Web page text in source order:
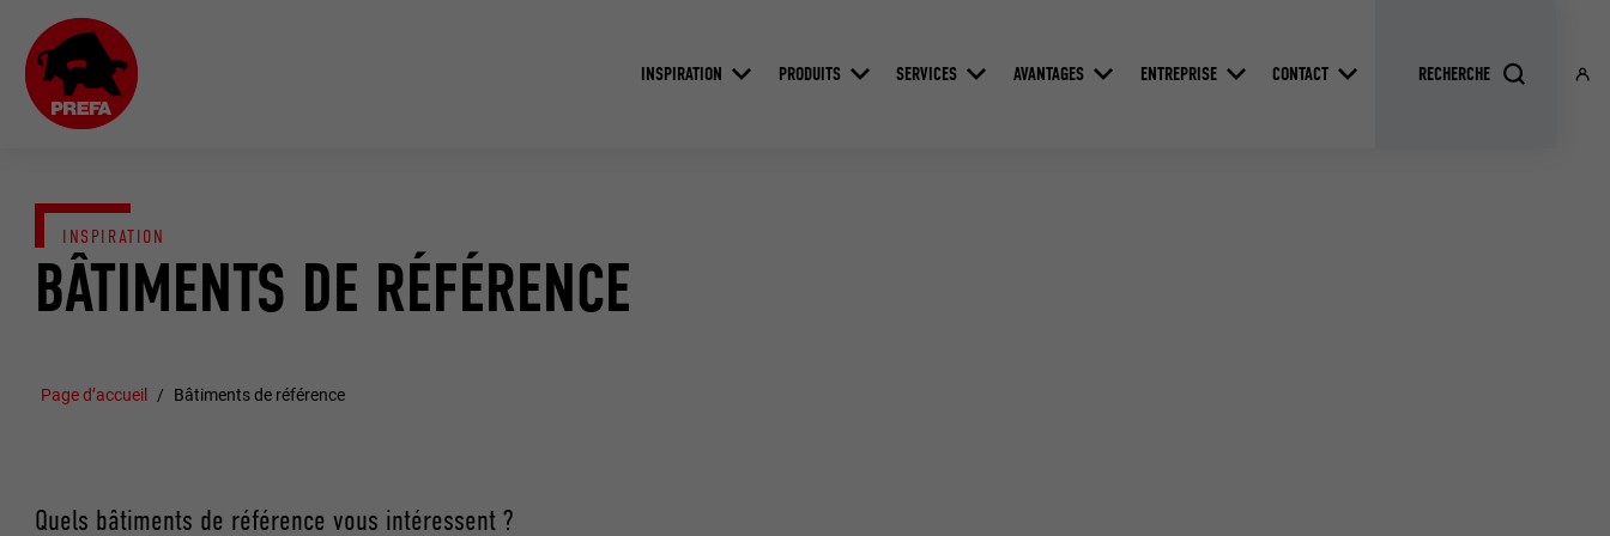
INSPIRATION PRODUITS SERVICES AVANTAGES ENTREPRISE CONTACT
BÂTIMENTS DE RÉFÉRENCE
INSPIRATION
Page d’accueil Bâtiments de référence
Quels bâtiments de référence vous intéressent ?